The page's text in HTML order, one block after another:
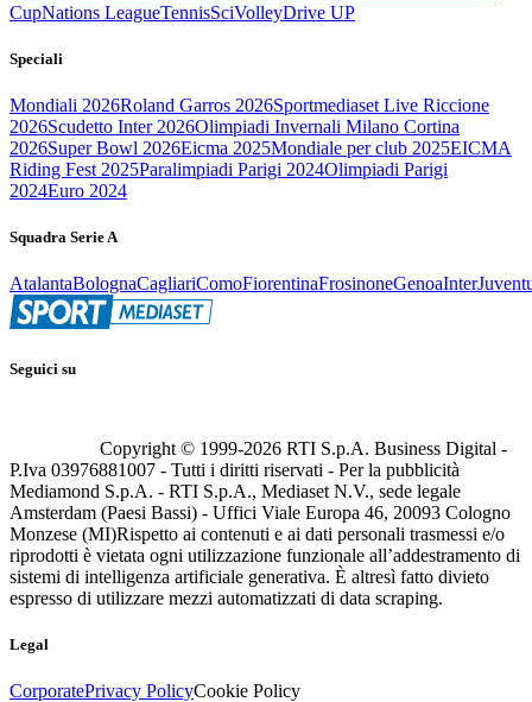
CupNations LeagueTennisSciVolleyDrive UP
Speciali
Mondiali 2026Roland Garros 2026Sportmediaset Live Riccione
2026Scudetto Inter 2026Olimpiadi Invernali Milano Cortina
2026Super Bowl 2026Eicma 2025Mondiale per club 2025EICMA
Riding Fest 2025Paralimpiadi Parigi 2024Olimpiadi Parigi
2024Euro 2024
Squadra Serie A
AtalantaBolognaCagliariComoFiorentinaFrosinoneGenoaInter
Seguici su
Copyright © 1999-2026 RTI S.p.A. Business Digital -
P.Iva 03976881007 - Tutti i diritti riservati - Per la pubblicità
Mediamond S.p.A. - RTI S.p.A., Mediaset N.V., sede legale
Amsterdam (Paesi Bassi) - Uffici Viale Europa 46, 20093 Cologno
Monzese (MI)Rispetto ai contenuti e ai dati personali trasmessi e/o
riprodotti è vietata ogni utilizzazione funzionale all’addestramento di
sistemi di intelligenza artificiale generativa. È altresì fatto divieto
espresso di utilizzare mezzi automatizzati di data scraping.
Legal
CorporatePrivacy PolicyCookie Policy